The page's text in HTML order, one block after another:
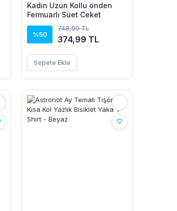
Kadın Uzun Kollu önden
Fermuarlı Süet Ceket
%50
748,99 TL
374,99 TL
Sepete Ekle